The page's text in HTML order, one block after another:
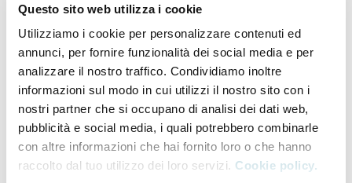
Questo sito web utilizza i cookie
Utilizziamo i cookie per personalizzare contenuti ed
annunci, per fornire funzionalità dei social media e per
analizzare il nostro traffico. Condividiamo inoltre
informazioni sul modo in cui utilizzi il nostro sito con i
nostri partner che si occupano di analisi dei dati web,
pubblicità e social media, i quali potrebbero combinarle
con altre informazioni che hai fornito loro o che hanno
raccolto dal tuo utilizzo dei loro servizi. Cookie policy.
contazione, confezionamento e
versamento moneta dai parcometri e
casse automatiche e per il servizio di
prelievo buste incassi dai punti vendita
di Infomobility spa
Procedure in corso